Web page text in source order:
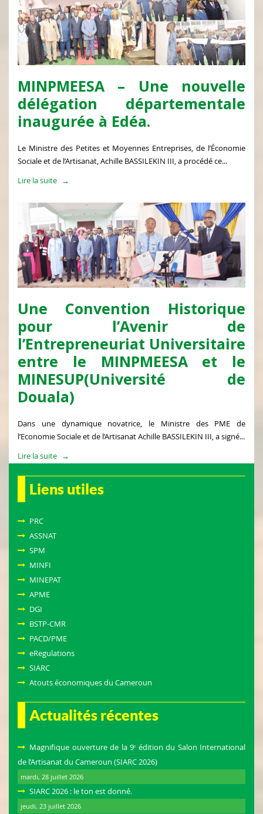
MINPMEESA – Une nouvelle
délégation départementale
inaugurée à Edéa.
Le Ministre des Petites et Moyennes Entreprises, de l’Économie
Sociale et de l’Artisanat, Achille BASSILEKIN III, a procédé ce...
Lire la suite
Une Convention Historique
pour l’Avenir de
l’Entrepreneuriat Universitaire
entre le MINPMEESA et le
MINESUP(Université de
Douala)
Dans une dynamique novatrice, le Ministre des PME de
l’Economie Sociale et de l’Artisanat Achille BASSILEKIN III, a signé...
Lire la suite
Liens utiles
PRC
ASSNAT
SPM
MINFI
MINEPAT
APME
DGI
BSTP-CMR
PACD/PME
eRegulations
SIARC
Atouts économiques du Cameroun
Actualités récentes
Magnifique ouverture de la 9ᵉ édition du Salon International
de l’Artisanat du Cameroun (SIARC 2026)
mardi, 28 juillet 2026
SIARC 2026 : le ton est donné.
jeudi, 23 juillet 2026